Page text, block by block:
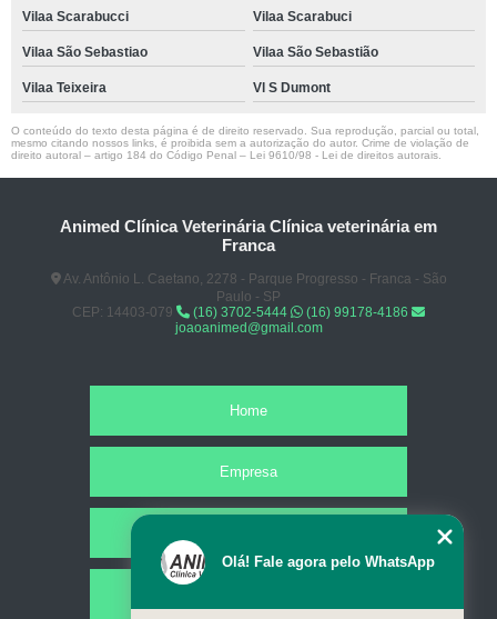
Vilaa Scarabucci Vilaa Scarabuci
Vilaa São Sebastiao Vilaa São Sebastião
Vilaa Teixeira Vl S Dumont
O conteúdo do texto desta página é de direito reservado. Sua reprodução, parcial ou total,
mesmo citando nossos links, é proibida sem a autorização do autor. Crime de violação de
direito autoral – artigo 184 do Código Penal – Lei 9610/98 - Lei de direitos autorais.
Animed Clínica Veterinária Clínica veterinária em
Franca
Av. Antônio L. Caetano, 2278 - Parque Progresso - Franca - São
Paulo - SP
CEP: 14403-079
(16) 3702-5444
(16) 99178-4186
joaoanimed@gmail.com
Home
Empresa
Olá! Fale agora pelo WhatsApp